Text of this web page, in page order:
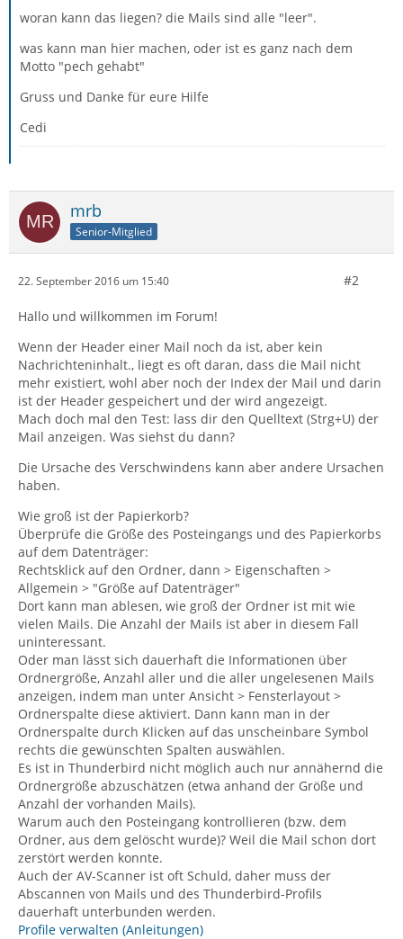
woran kann das liegen? die Mails sind alle "leer".
was kann man hier machen, oder ist es ganz nach dem
Motto "pech gehabt"
Gruss und Danke für eure Hilfe
Cedi
mrb
Senior-Mitglied
22. September 2016 um 15:40 #2
Hallo und willkommen im Forum!
Wenn der Header einer Mail noch da ist, aber kein
Nachrichteninhalt., liegt es oft daran, dass die Mail nicht
mehr existiert, wohl aber noch der Index der Mail und darin
ist der Header gespeichert und der wird angezeigt.
Mach doch mal den Test: lass dir den Quelltext (Strg+U) der
Mail anzeigen. Was siehst du dann?
Die Ursache des Verschwindens kann aber andere Ursachen
haben.
Wie groß ist der Papierkorb?
Überprüfe die Größe des Posteingangs und des Papierkorbs
auf dem Datenträger:
Rechtsklick auf den Ordner, dann > Eigenschaften >
Allgemein > "Größe auf Datenträger"
Dort kann man ablesen, wie groß der Ordner ist mit wie
vielen Mails. Die Anzahl der Mails ist aber in diesem Fall
uninteressant.
Oder man lässt sich dauerhaft die Informationen über
Ordnergröße, Anzahl aller und die aller ungelesenen Mails
anzeigen, indem man unter Ansicht > Fensterlayout >
Ordnerspalte diese aktiviert. Dann kann man in der
Ordnerspalte durch Klicken auf das unscheinbare Symbol
rechts die gewünschten Spalten auswählen.
Es ist in Thunderbird nicht möglich auch nur annähernd die
Ordnergröße abzuschätzen (etwa anhand der Größe und
Anzahl der vorhanden Mails).
Warum auch den Posteingang kontrollieren (bzw. dem
Ordner, aus dem gelöscht wurde)? Weil die Mail schon dort
zerstört werden konnte.
Auch der AV-Scanner ist oft Schuld, daher muss der
Abscannen von Mails und des Thunderbird-Profils
dauerhaft unterbunden werden.
Profile verwalten (Anleitungen)